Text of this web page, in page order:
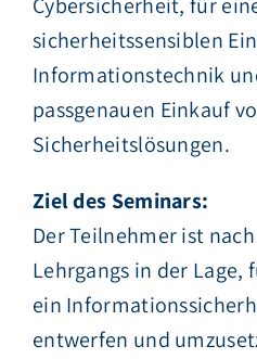
sicherheitssensiblen
Informationstechnik
passgenauen Einkauf
Sicherheitslösungen.
Ziel des Seminars:
Der Teilnehmer ist
Lehrgangs in der
ein
entwerfen und